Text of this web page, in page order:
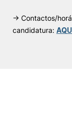
→ Contactos/
candidatura: